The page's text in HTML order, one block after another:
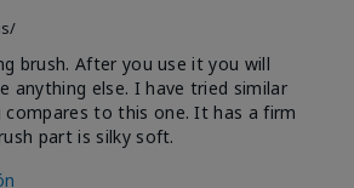
brush. After you use it you will
anything else. I have tried similar
to this one. It has a firm
part is silky soft.